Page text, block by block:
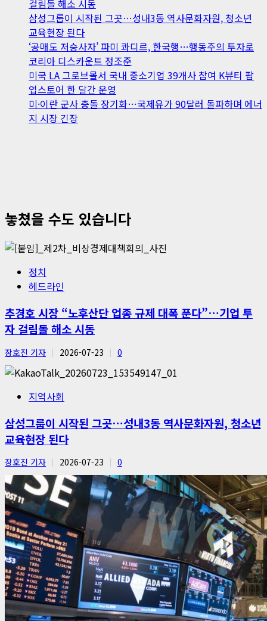
걸림돌 해소 시동
삼성그룹이 시작된 그곳…성내3동 역사문화자원, 청소년
교육현장 된다
‘공매도 저승사자’ 파미 콰디르, 한국행…행동주의 투자로
코리아 디스카운트 정조준
미국 LA 그로브몰서 국내 중소기업 39개사 참여 K뷰티 팝
업스토어 한 달간 운영
미·이란 군사 충돌 장기화…국제유가 90달러 돌파하며 에너
지 시장 긴장
놓쳤을 수도 있습니다
정치
헤드라인
추경호 시장 “노후산단 업종 규제 대폭 푼다”…기업 투
자 걸림돌 해소 시동
장호진 기자 2026-07-23 0
지역사회
삼성그룹이 시작된 그곳…성내3동 역사문화자원, 청소년
교육현장 된다
장호진 기자 2026-07-23 0